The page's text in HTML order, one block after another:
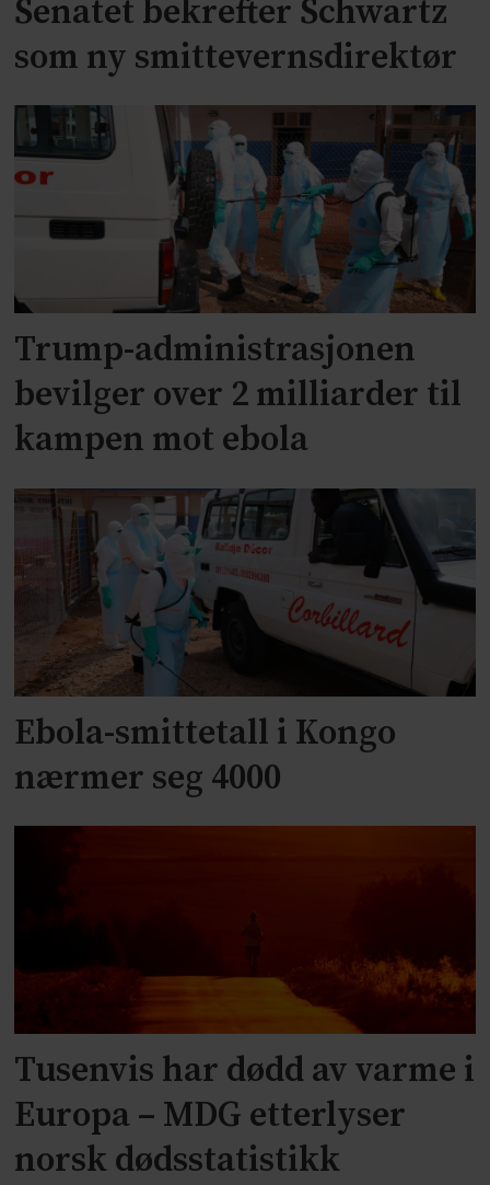
Senatet bekrefter Schwartz
som ny smittevernsdirektør
Trump-administrasjonen
bevilger over 2 milliarder til
kampen mot ebola
Ebola-smittetall i Kongo
nærmer seg 4000
Tusenvis har dødd av varme i
Europa – MDG etterlyser
norsk dødsstatistikk